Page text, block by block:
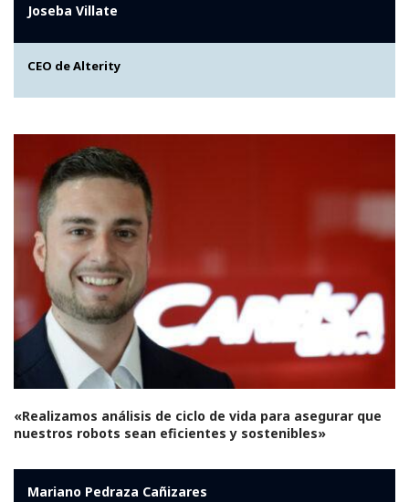
Joseba Villate
CEO de Alterity
«Realizamos análisis de ciclo de vida para asegurar que
nuestros robots sean eficientes y sostenibles»
Mariano Pedraza Cañizares